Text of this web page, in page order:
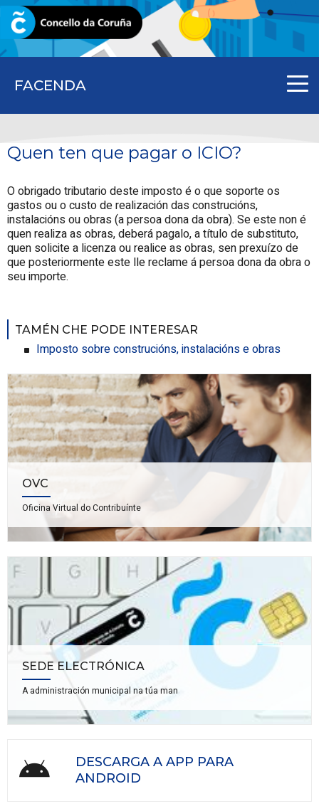
FACENDA
CORUNA.GAL
Quen ten que pagar o ICIO?
O obrigado tributario deste imposto é o que soporte os
gastos ou o custo de realización das construcións,
instalacións ou obras (a persoa dona da obra). Se este non é
quen realiza as obras, deberá pagalo, a título de substituto,
quen solicite a licenza ou realice as obras, sen prexuízo de
que posteriormente este lle reclame á persoa dona da obra o
seu importe.
TAMÉN CHE PODE INTERESAR
Imposto sobre construcións, instalacións e obras
OVC
Oficina Virtual do Contribuínte
SEDE ELECTRÓNICA
A administración municipal na túa man
DESCARGA A APP PARA
ANDROID